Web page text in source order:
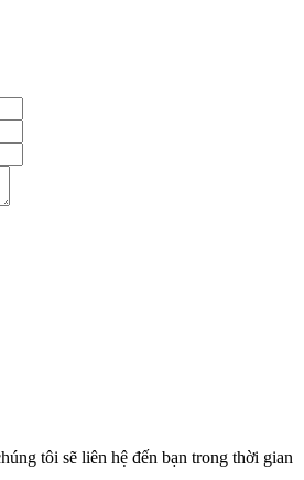
tôi sẽ liên hệ đến bạn trong thời gian